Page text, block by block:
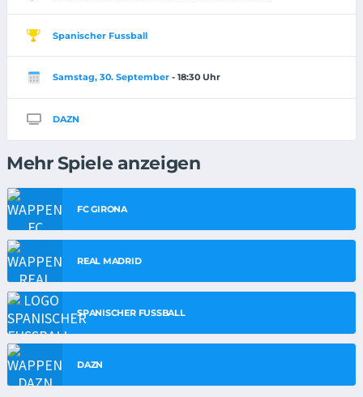
Spanischer Fussball
Samstag, 30. September - 18:30 Uhr
DAZN
Mehr Spiele anzeigen
FC GIRONA
REAL MADRID
SPANISCHER FUSSBALL
DAZN